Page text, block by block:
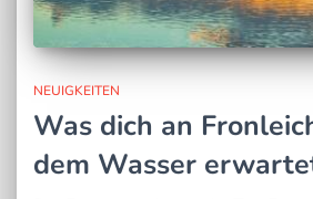
NEUIGKEITEN
Was dich an
dem Wasser